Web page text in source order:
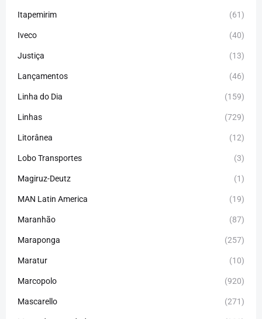
Itapemirim (61)
Iveco (40)
Justiça (13)
Lançamentos (46)
Linha do Dia (159)
Linhas (729)
Litorânea (12)
Lobo Transportes (3)
Magiruz-Deutz (1)
MAN Latin America (19)
Maranhão (87)
Maraponga (257)
Maratur (10)
Marcopolo (920)
Mascarello (271)